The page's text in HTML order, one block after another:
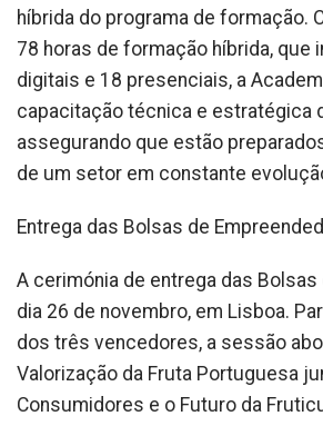
híbrida do programa de formação.
78 horas de formação híbrida, que
digitais e 18 presenciais, a
capacitação técnica e estratégica
assegurando que estão
de um setor em constante
Entrega das Bolsas de
A cerimónia de entrega das
dia 26 de novembro, em Lisboa.
dos três vencedores, a sessão
Valorização da Fruta Portuguesa
Consumidores e o Futuro da